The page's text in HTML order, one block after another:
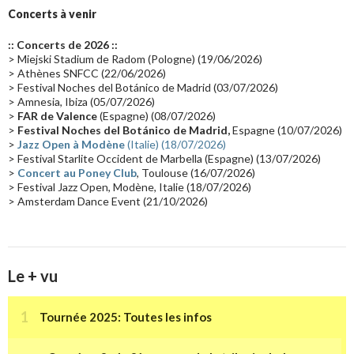
Groupe de Recherche Musicale
Passages radio Vidéo Jarrecast (16) Synthé 80's
Les concerts en Chine(16) Cinéma
Synthé Roland(15) Belgique(15)
(14) Astronomie (14)
Tournée 2025(14) 2024(14) Chine(13)
Concerts à venir
:: Concerts de 2026 ::
> Miejski Stadium de Radom (Pologne) (19/06/2026)
> Athènes SNFCC (22/06/2026)
> Festival Noches del Botánico de Madrid (03/07/2026)
> Amnesia, Ibiza (05/07/2026)
> FAR de Valence(Espagne) (08/07/2026)
> Festival Noches del Botánico de Madrid,Espagne (10/07/2026)
> Jazz Open à Modène(Italie) (18/07/2026)
> Festival Starlite Occident de Marbella (Espagne) (13/07/2026)
> Concert au Poney Club, Toulouse (16/07/2026)
> Festival Jazz Open, Modène, Italie (18/07/2026)
> Amsterdam Dance Event (21/10/2026)
Le + vu